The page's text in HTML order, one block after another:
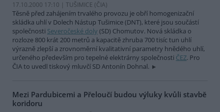
17.10.2000 17:10 | TUŠIMICE (ČIA)
Těsně před zahájením trvalého provozu je obří homogenizační
skládka uhlí v Dolech Nástup Tušimice (DNT), které jsou součástí
společnosti Severočeské doly (SD) Chomutov. Nová skládka o
rozloze 800 krát 200 metrů a kapacitě zhruba 700 tisíc tun uhlí
výrazně zlepší a zrovnoměrní kvalitativní parametry hnědého uhlí,
určeného především pro tepelné elektrárny společnosti ČEZ. Pro
ČIA to uvedl tiskový mluvčí SD Antonín Dohnal.
Mezi Pardubicemi a Přeloučí budou výluky kvůli stavbě
koridoru